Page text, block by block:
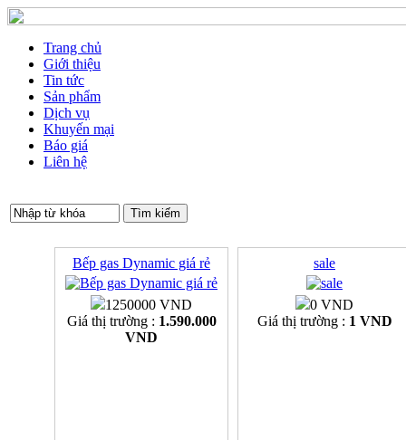
Trang chủ
Giới thiệu
Tin tức
Sản phẩm
Dịch vụ
Khuyến mại
Báo giá
Liên hệ
Bếp gas Dynamic giá rẻ
1250000 VND
Giá thị trường : 1.590.000
VND
sale
0 VND
Giá thị trường : 1 VND